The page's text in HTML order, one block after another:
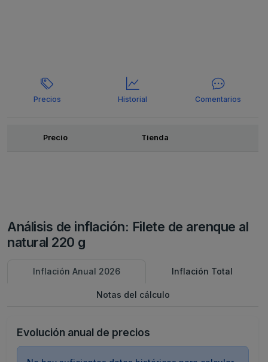
Precios Historial Comentarios
OfertasPrecio Tienda
Análisis de inflación: Filete de arenque al
natural 220 g
Inflación Anual 2026 Inflación Total
Notas del cálculo
Evolución anual de precios